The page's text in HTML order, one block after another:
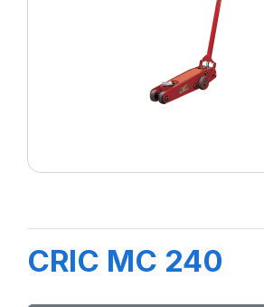
CRIC MC 240